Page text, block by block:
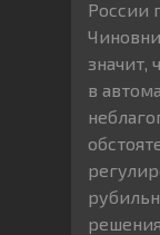
России
значит,
в